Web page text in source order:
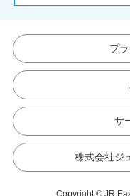
プ
サ
株式会社ジ
Copyright © JR